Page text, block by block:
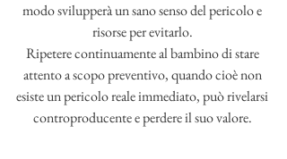
modo svilupperà un sano senso del pericolo e
risorse per evitarlo.
Ripetere continuamente al bambino di stare
attento a scopo preventivo, quando cioè non
esiste un pericolo reale immediato, può rivelarsi
controproducente e perdere il suo valore.